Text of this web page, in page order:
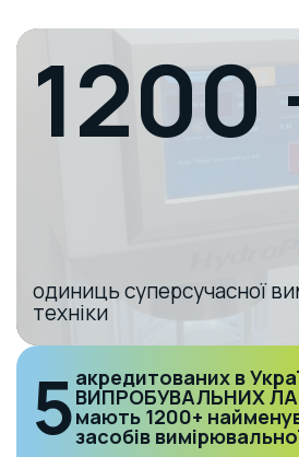
1200
одиниць суперсучасної
техніки
5акредитованих в
ВИПРОБУВАЛЬНИХ
мають 1200+
засобів